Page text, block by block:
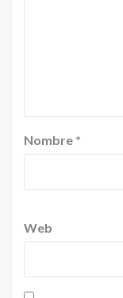
Nombre *
Web